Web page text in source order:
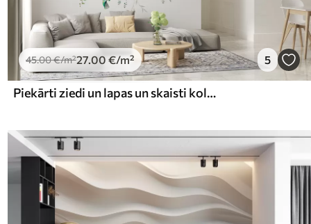
45.00€/m²27.00 €/m² 5
Piekārti ziedi un lapas un skaisti kolibri